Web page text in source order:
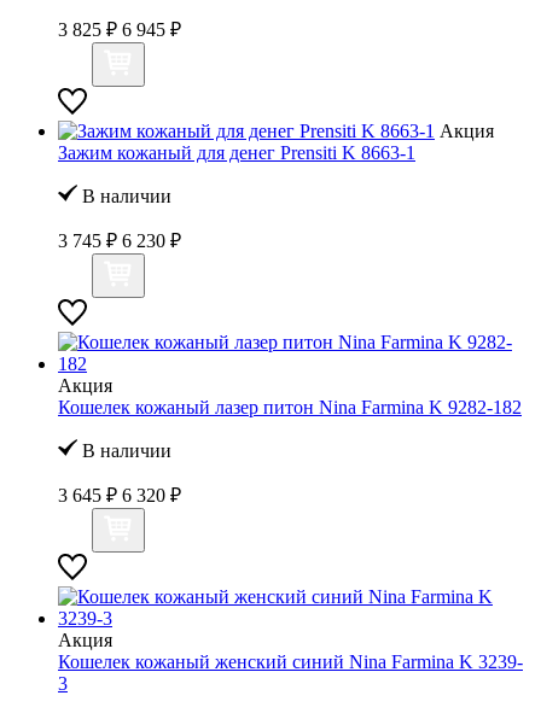
3 825 ₽ 6 945 ₽
Акция
Зажим кожаный для денег Prensiti K 8663-1
В наличии
3 745 ₽ 6 230 ₽
Акция
Кошелек кожаный лазер питон Nina Farmina K 9282-182
В наличии
3 645 ₽ 6 320 ₽
Акция
Кошелек кожаный женский синий Nina Farmina K 3239-
3